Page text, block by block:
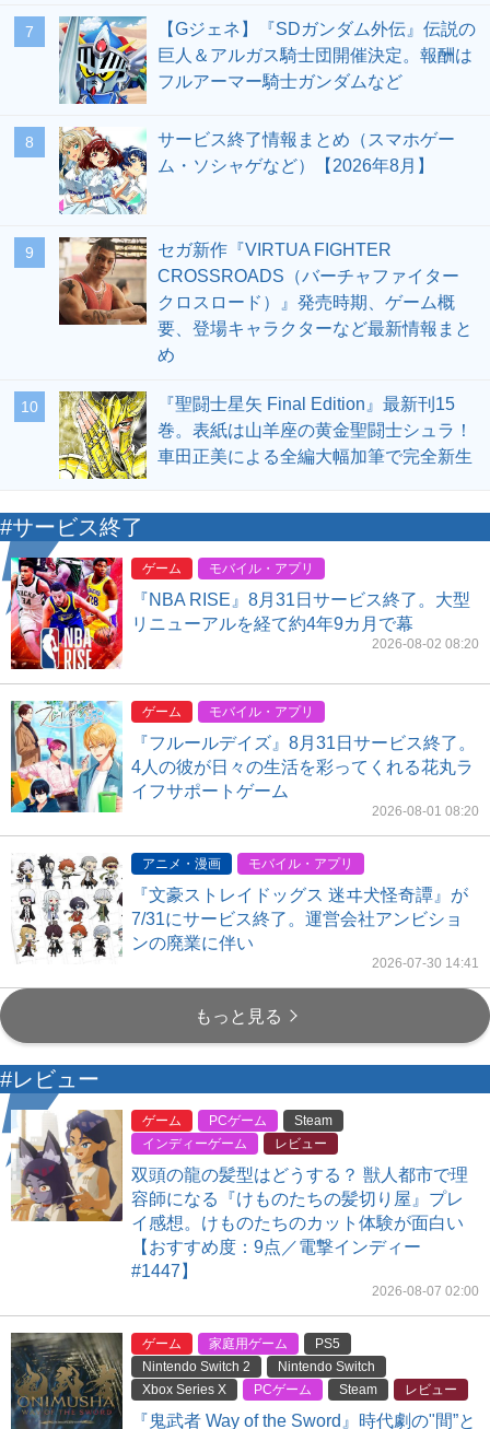
7
【Gジェネ】『SDガンダム外伝』伝説の
巨人＆アルガス騎士団開催決定。報酬は
フルアーマー騎士ガンダムなど
8
サービス終了情報まとめ（スマホゲー
ム・ソシャゲなど）【2026年8月】
9
セガ新作『VIRTUA FIGHTER
CROSSROADS（バーチャファイター
クロスロード）』発売時期、ゲーム概
要、登場キャラクターなど最新情報まと
め
10
『聖闘士星矢 Final Edition』最新刊15
巻。表紙は山羊座の黄金聖闘士シュラ！
車田正美による全編大幅加筆で完全新生
#サービス終了
ゲーム モバイル・アプリ
『NBA RISE』8月31日サービス終了。大型
リニューアルを経て約4年9カ月で幕
2026-08-02 08:20
ゲーム モバイル・アプリ
『フルールデイズ』8月31日サービス終了。
4人の彼が日々の生活を彩ってくれる花丸ラ
イフサポートゲーム
2026-08-01 08:20
アニメ・漫画 モバイル・アプリ
『文豪ストレイドッグス 迷ヰ犬怪奇譚』が
7/31にサービス終了。運営会社アンビショ
ンの廃業に伴い
2026-07-30 14:41
もっと見る
#レビュー
ゲーム PCゲーム
Steam
インディーゲーム
レビュー
双頭の龍の髪型はどうする？ 獣人都市で理
容師になる『けものたちの髪切り屋』プレ
イ感想。けものたちのカット体験が面白い
【おすすめ度：9点／電撃インディー
#1447】
2026-08-07 02:00
ゲーム 家庭用ゲーム
PS5
Nintendo Switch 2
Nintendo Switch
Xbox Series X
PCゲーム Steam レビュー
『鬼武者 Way of the Sword』時代劇の"間”と